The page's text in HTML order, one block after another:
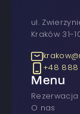
ul.
Kraków 31-
+48 888
Menu
rezerwacja
O nas